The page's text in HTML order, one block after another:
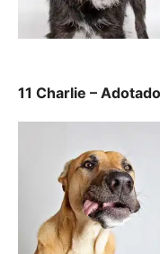
11 Charlie – Adotado